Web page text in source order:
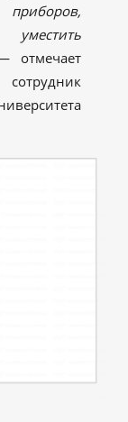
отмечает